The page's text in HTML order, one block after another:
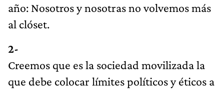
año: Nosotros y nosotras no volvemos más
al clóset.
2-
Creemos que es la sociedad movilizada la
que debe colocar límites políticos y éticos a